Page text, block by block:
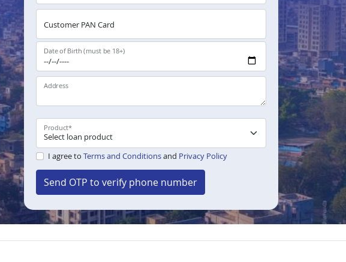
Customer PAN Card
Date of Birth (must be 18+)
Address
Product*
I agree to Terms and Conditionsand Privacy Policy
Send OTP to verify phone number